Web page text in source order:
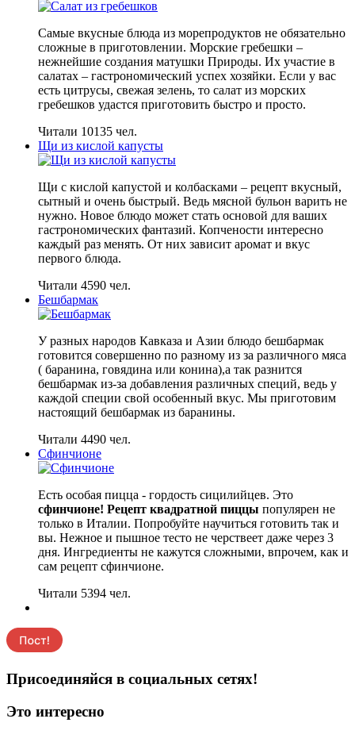
Самые вкусные блюда из морепродуктов не обязательно
сложные в приготовлении. Морские гребешки –
нежнейшие создания матушки Природы. Их участие в
салатах – гастрономический успех хозяйки. Если у вас
есть цитрусы, свежая зелень, то салат из морских
гребешков удастся приготовить быстро и просто.
Читали 10135 чел.
Щи из кислой капусты
Щи с кислой капустой и колбасками – рецепт вкусный,
сытный и очень быстрый. Ведь мясной бульон варить не
нужно. Новое блюдо может стать основой для ваших
гастрономических фантазий. Копчености интересно
каждый раз менять. От них зависит аромат и вкус
первого блюда.
Читали 4590 чел.
Бешбармак
У разных народов Кавказа и Азии блюдо бешбармак
готовится совершенно по разному из за различного мяса
( баранина, говядина или конина),а так разнится
бешбармак из-за добавления различных специй, ведь у
каждой специи свой особенный вкус. Мы приготовим
настоящий бешбармак из баранины.
Читали 4490 чел.
Сфинчионе
Есть особая пицца - гордость сицилийцев. Это
сфинчионе! Рецепт квадратной пиццы популярен не
только в Италии. Попробуйте научиться готовить так и
вы. Нежное и пышное тесто не черствеет даже через 3
дня. Ингредиенты не кажутся сложными, впрочем, как и
сам рецепт сфинчионе.
Читали 5394 чел.
Присоединяйся в социальных сетях!
Это интересно